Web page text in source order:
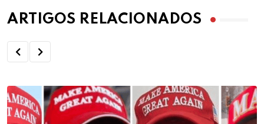
ARTIGOS RELACIONADOS